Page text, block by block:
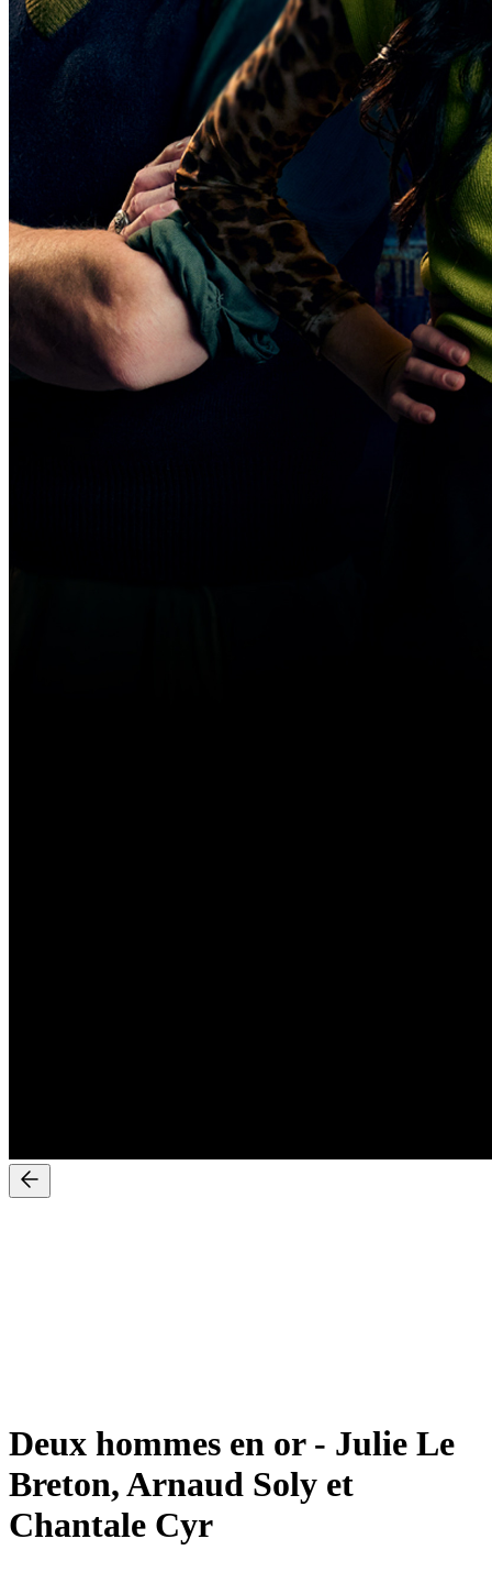
Deux hommes en or - Julie Le
Breton, Arnaud Soly et
Chantale Cyr